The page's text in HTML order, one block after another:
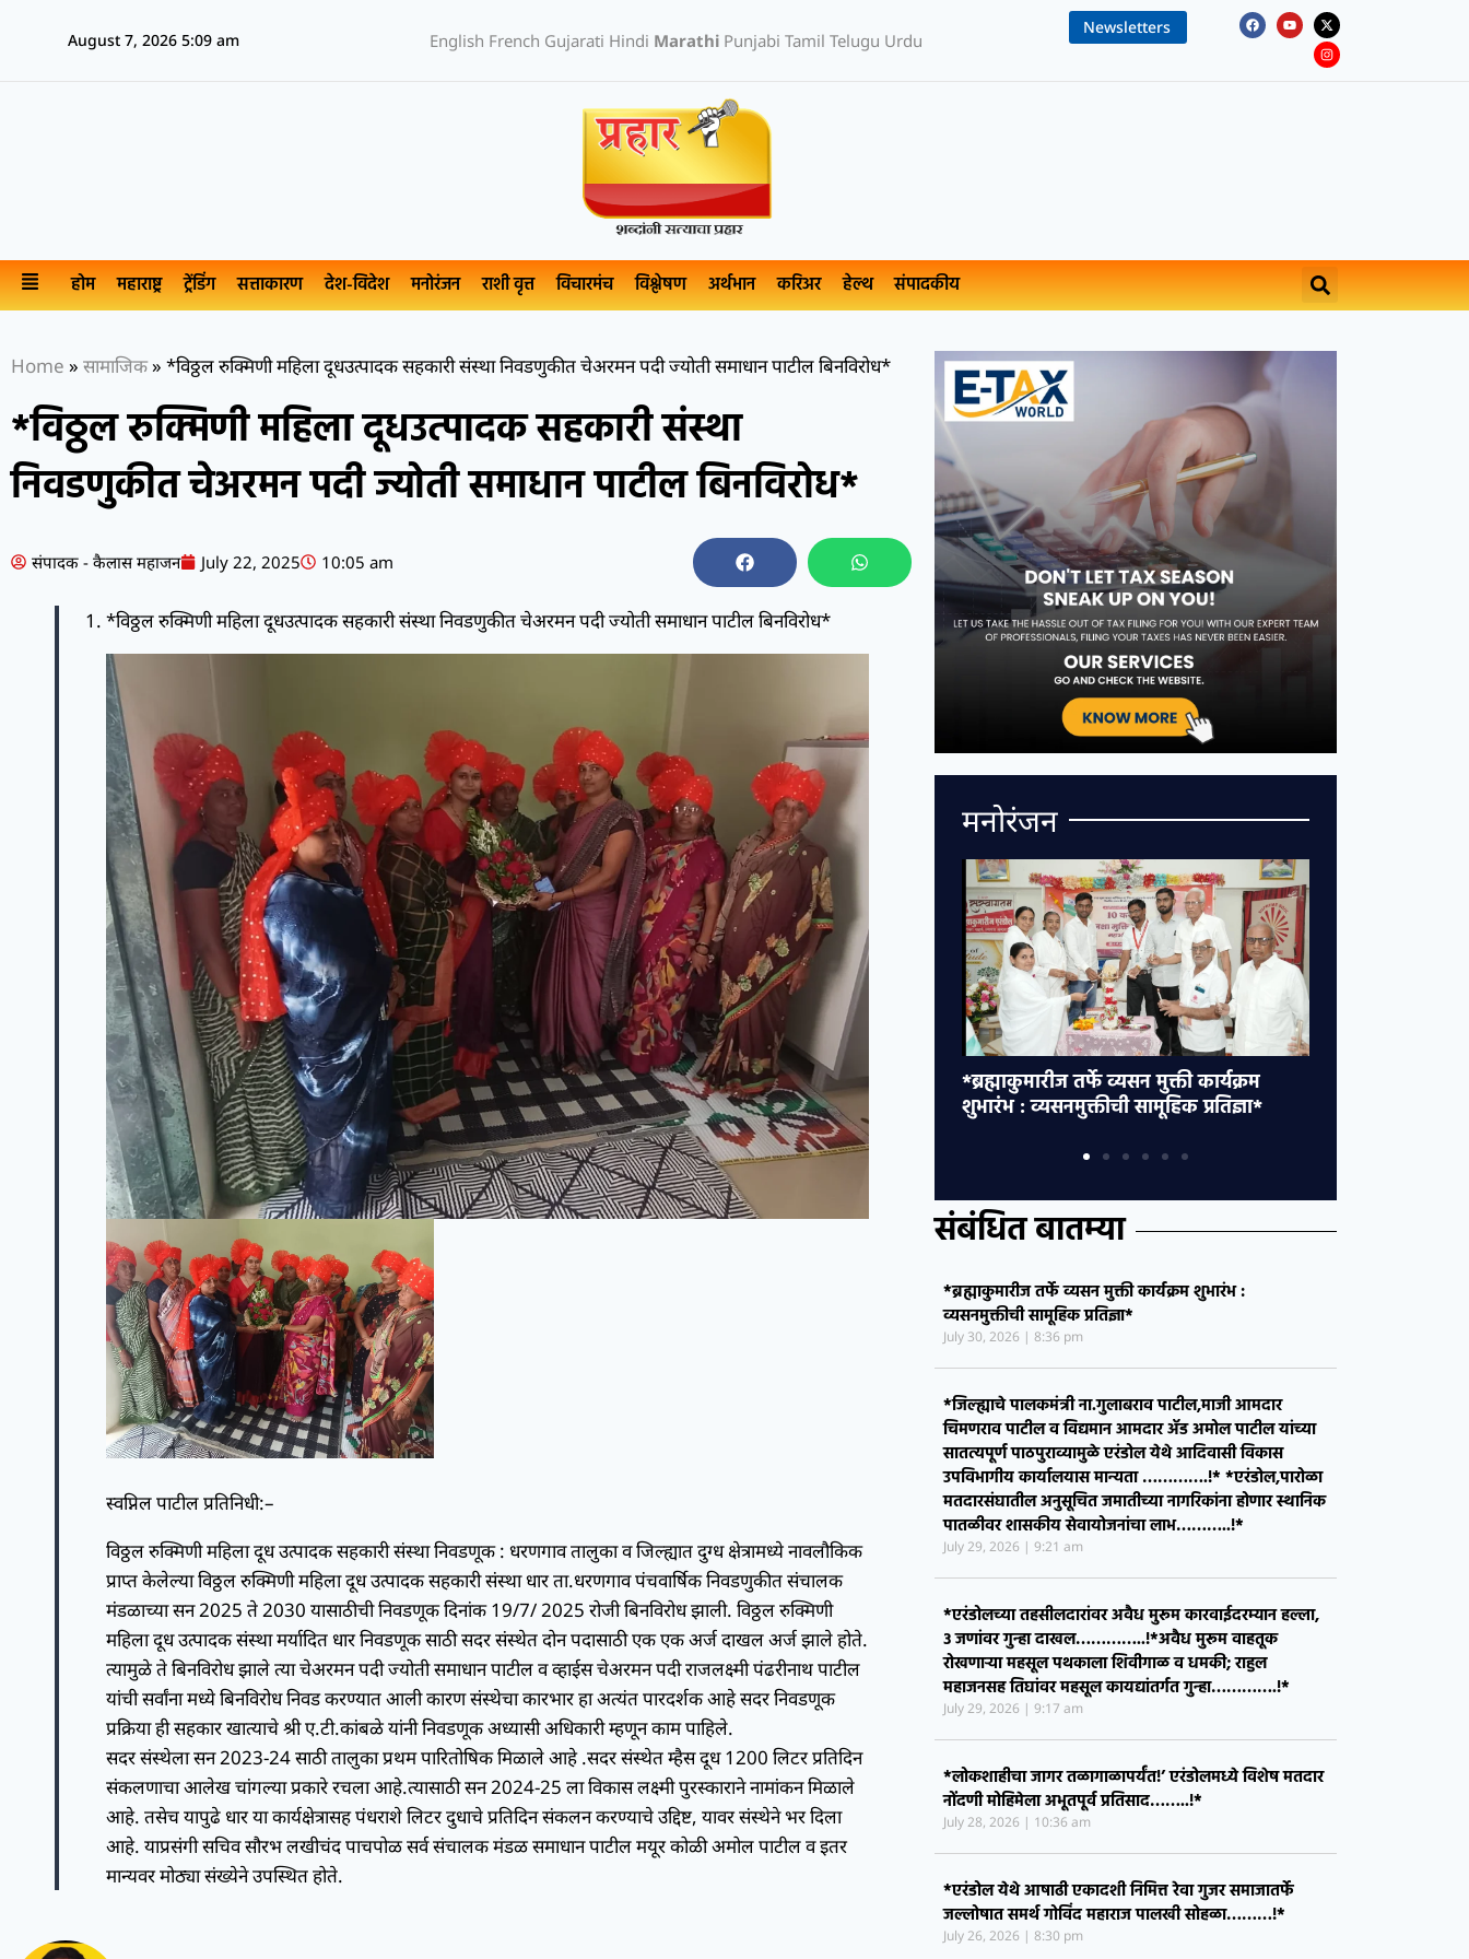
August 7, 2026 5:09 am English French Gujarati Hindi Marathi Punjabi Tamil Telugu Urdu
Newsletters
होम महाराष्ट्र ट्रेंडिंग सत्ताकारण देश-विदेश मनोरंजन राशी वृत्त विचारमंच विश्लेषण अर्थभान करिअर हेल्थ संपादकीय
Home » सामाजिक» *विठ्ठल रुक्मिणी महिला दूधउत्पादक सहकारी संस्था निवडणुकीत चेअरमन पदी ज्योती समाधान पाटील बिनविरोध*
*विठ्ठल रुक्मिणी महिला दूधउत्पादक सहकारी संस्था
निवडणुकीत चेअरमन पदी ज्योती समाधान पाटील बिनविरोध*
संपादक - कैलास महाजन July 22, 2025 10:05 am
*विठ्ठल रुक्मिणी महिला दूधउत्पादक सहकारी संस्था निवडणुकीत चेअरमन पदी ज्योती समाधान पाटील बिनविरोध*
स्वप्निल पाटील प्रतिनिधी:–
विठ्ठल रुक्मिणी महिला दूध उत्पादक सहकारी संस्था निवडणूक : धरणगाव तालुका व जिल्ह्यात दुग्ध क्षेत्रामध्ये नावलौकिक
प्राप्त केलेल्या विठ्ठल रुक्मिणी महिला दूध उत्पादक सहकारी संस्था धार ता.धरणगाव पंचवार्षिक निवडणुकीत संचालक
मंडळाच्या सन 2025 ते 2030 यासाठीची निवडणूक दिनांक 19/7/ 2025 रोजी बिनविरोध झाली. विठ्ठल रुक्मिणी
महिला दूध उत्पादक संस्था मर्यादित धार निवडणूक साठी सदर संस्थेत दोन पदासाठी एक एक अर्ज दाखल अर्ज झाले होते.
त्यामुळे ते बिनविरोध झाले त्या चेअरमन पदी ज्योती समाधान पाटील व व्हाईस चेअरमन पदी राजलक्ष्मी पंढरीनाथ पाटील
यांची सर्वांना मध्ये बिनविरोध निवड करण्यात आली कारण संस्थेचा कारभार हा अत्यंत पारदर्शक आहे सदर निवडणूक
प्रक्रिया ही सहकार खात्याचे श्री ए.टी.कांबळे यांनी निवडणूक अध्यासी अधिकारी म्हणून काम पाहिले.
सदर संस्थेला सन 2023-24 साठी तालुका प्रथम पारितोषिक मिळाले आहे .सदर संस्थेत म्हैस दूध 1200 लिटर प्रतिदिन
संकलणाचा आलेख चांगल्या प्रकारे रचला आहे.त्यासाठी सन 2024-25 ला विकास लक्ष्मी पुरस्काराने नामांकन मिळाले
आहे. तसेच यापुढे धार या कार्यक्षेत्रासह पंधराशे लिटर दुधाचे प्रतिदिन संकलन करण्याचे उद्दिष्ट, यावर संस्थेने भर दिला
आहे. याप्रसंगी सचिव सौरभ लखीचंद पाचपोळ सर्व संचालक मंडळ समाधान पाटील मयूर कोळी अमोल पाटील व इतर
मान्यवर मोठ्या संख्येने उपस्थित होते.
मनोरंजन
*ब्रह्माकुमारीज तर्फे व्यसन मुक्ती कार्यक्रम
शुभारंभ : व्यसनमुक्तीची सामूहिक प्रतिज्ञा*
*जिल्ह्याचे पालकमंत्री ना.गुलाबराव
पाटील,माजी आमदार चिमणराव पाटील व
सातत्यपूर्ण पाठपुराव्यामुळे एरंडोल येथे
मान्यता ………….!* *एरंडोल,पारोळा
मतदारसंघातील अनुसूचित जमातीच्या
सेवायोजनांचा लाभ………..!*
कायद्यांतर्गत
संबंधित बातम्या
*ब्रह्माकुमारीज तर्फे व्यसन मुक्ती कार्यक्रम शुभारंभ :
व्यसनमुक्तीची सामूहिक प्रतिज्ञा*
July 30, 2026 8:36 pm
*जिल्ह्याचे पालकमंत्री ना.गुलाबराव पाटील,माजी आमदार
चिमणराव पाटील व विद्यमान आमदार ॲड अमोल पाटील यांच्या
सातत्यपूर्ण पाठपुराव्यामुळे एरंडोल येथे आदिवासी विकास
उपविभागीय कार्यालयास मान्यता ………….!* *एरंडोल,पारोळा
मतदारसंघातील अनुसूचित जमातीच्या नागरिकांना होणार स्थानिक
पातळीवर शासकीय सेवायोजनांचा लाभ………..!*
*एरंडोलच्या तहसीलदारांवर अवैध मुरूम कारवाईदरम्यान हल्ला,
३ जणांवर गुन्हा दाखल…………..!*​अवैध मुरूम वाहतूक
July 29, 2026 9:17 am